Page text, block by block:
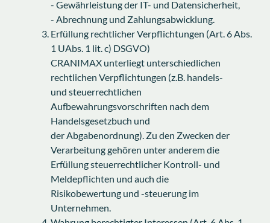
- Gewährleistung der IT- und Datensicherheit,
- Abrechnung und Zahlungsabwicklung.
Erfüllung rechtlicher Verpflichtungen (Art. 6 Abs.
1 UAbs. 1 lit. c) DSGVO)
CRANIMAX unterliegt unterschiedlichen
rechtlichen Verpflichtungen (z.B. handels-
und steuerrechtlichen
Aufbewahrungsvorschriften nach dem
Handelsgesetzbuch und
der Abgabenordnung). Zu den Zwecken der
Verarbeitung gehören unter anderem die
Erfüllung steuerrechtlicher Kontroll- und
Meldepflichten und auch die
Risikobewertung und -steuerung im
Unternehmen.